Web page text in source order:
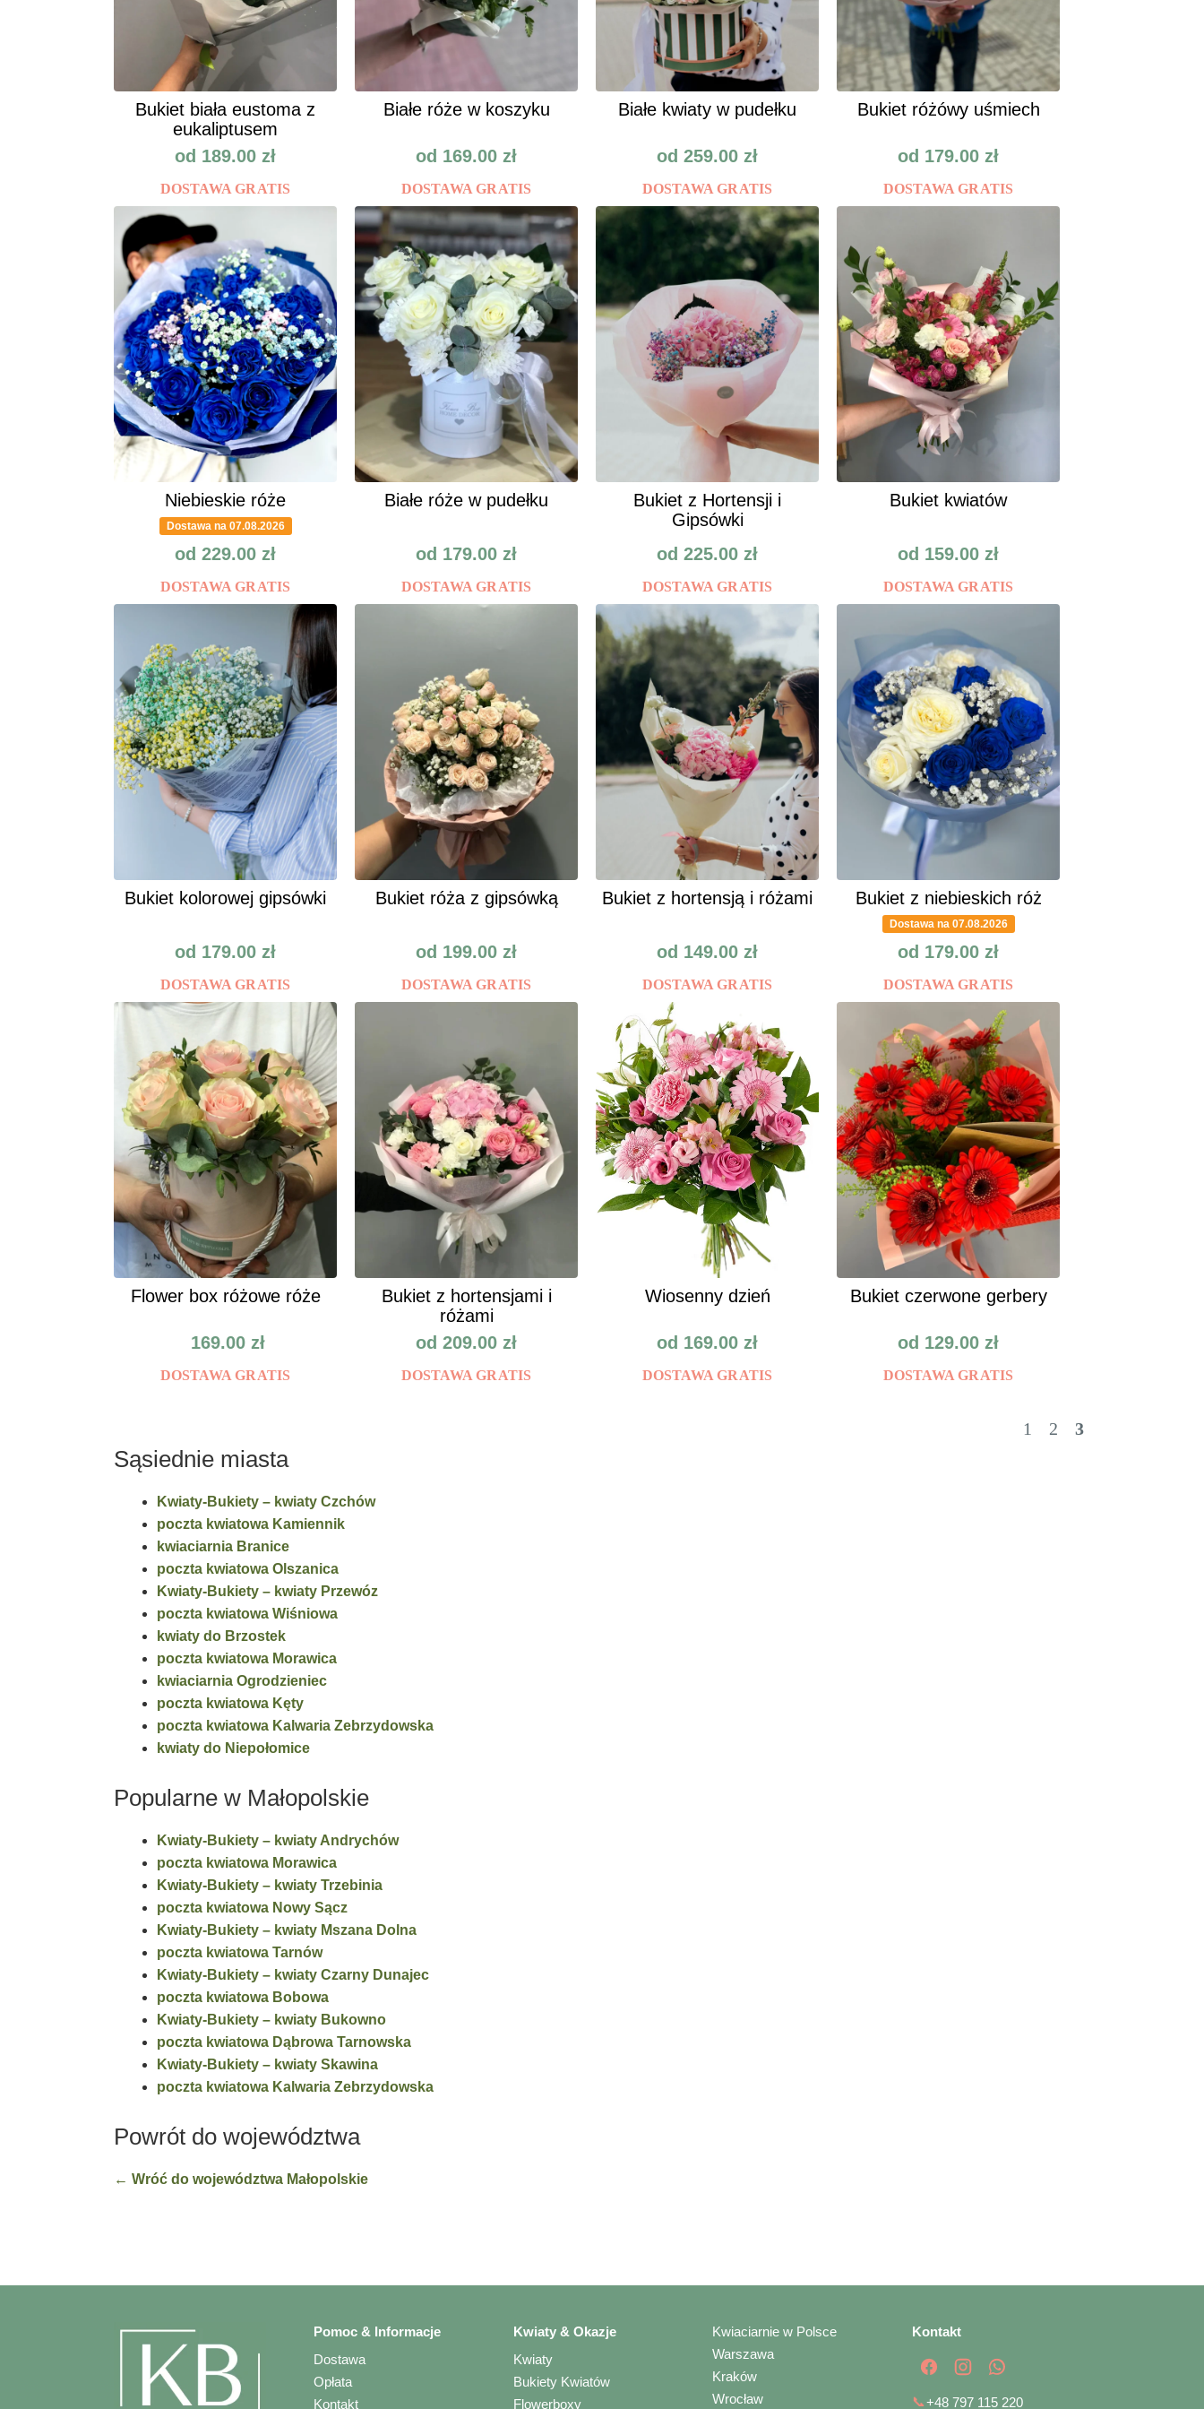
Bukiet biała eustoma z
eukaliptusem
od 189.00 zł
DOSTAWA GRATIS
Białe róże w koszyku
od 169.00 zł
DOSTAWA GRATIS
Białe kwiaty w pudełku
od 259.00 zł
DOSTAWA GRATIS
Bukiet różówy uśmiech
od 179.00 zł
DOSTAWA GRATIS
Niebieskie róże
Dostawa na 07.08.2026
od 229.00 zł
DOSTAWA GRATIS
Białe róże w pudełku
od 179.00 zł
DOSTAWA GRATIS
Bukiet z Hortensji i
Gipsówki
od 225.00 zł
DOSTAWA GRATIS
Bukiet kwiatów
od 159.00 zł
DOSTAWA GRATIS
Bukiet kolorowej gipsówki
od 179.00 zł
DOSTAWA GRATIS
Bukiet róża z gipsówką
od 199.00 zł
DOSTAWA GRATIS
Bukiet z hortensją i różami
od 149.00 zł
DOSTAWA GRATIS
Bukiet z niebieskich róż
Dostawa na 07.08.2026
od 179.00 zł
DOSTAWA GRATIS
Flower box różowe róże
169.00 zł
DOSTAWA GRATIS
Bukiet z hortensjami i
różami
od 209.00 zł
DOSTAWA GRATIS
Wiosenny dzień
od 169.00 zł
DOSTAWA GRATIS
Bukiet czerwone gerbery
od 129.00 zł
DOSTAWA GRATIS
1 2 3
Sąsiednie miasta
Kwiaty-Bukiety – kwiaty Czchów
poczta kwiatowa Kamiennik
kwiaciarnia Branice
poczta kwiatowa Olszanica
Kwiaty-Bukiety – kwiaty Przewóz
poczta kwiatowa Wiśniowa
kwiaty do Brzostek
poczta kwiatowa Morawica
kwiaciarnia Ogrodzieniec
poczta kwiatowa Kęty
poczta kwiatowa Kalwaria Zebrzydowska
kwiaty do Niepołomice
Popularne w Małopolskie
Kwiaty-Bukiety – kwiaty Andrychów
poczta kwiatowa Morawica
Kwiaty-Bukiety – kwiaty Trzebinia
poczta kwiatowa Nowy Sącz
Kwiaty-Bukiety – kwiaty Mszana Dolna
poczta kwiatowa Tarnów
Kwiaty-Bukiety – kwiaty Czarny Dunajec
poczta kwiatowa Bobowa
Kwiaty-Bukiety – kwiaty Bukowno
poczta kwiatowa Dąbrowa Tarnowska
Kwiaty-Bukiety – kwiaty Skawina
poczta kwiatowa Kalwaria Zebrzydowska
Powrót do województwa
← Wróć do województwa Małopolskie
Pomoc & Informacje
Dostawa
Opłata
Kontakt
Kwiaty & Okazje
Kwiaty
Bukiety Kwiatów
Flowerboxy
Kwiaciarnie w Polsce
Warszawa
Kraków
Wrocław
Kontakt
📞+48 797 115 220